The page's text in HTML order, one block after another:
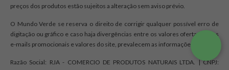
preços dos produtos estão sujeitos a alteração sem aviso prévio.
O Mundo Verde se reserva o direito de corrigir qualquer possível erro de
digitação ou gráfico e caso haja divergências entre os valores ofertados nos
e-mails promocionais e valores do site, prevalecem as informações do site.
Razão Social: RJA - COMERCIO DE PRODUTOS NATURAIS LTDA. | CNPJ: